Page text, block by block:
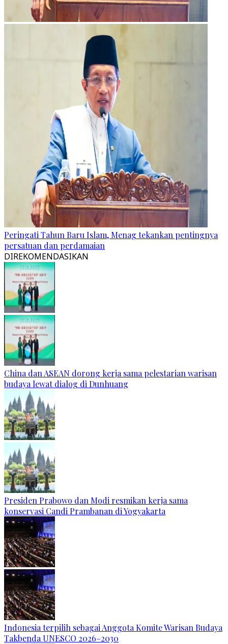
Peringati Tahun Baru Islam, Menag tekankan pentingnya
persatuan dan perdamaian
DIREKOMENDASIKAN
China dan ASEAN dorong kerja sama pelestarian warisan
budaya lewat dialog di Dunhuang
Presiden Prabowo dan Modi resmikan kerja sama
konservasi Candi Prambanan di Yogyakarta
Indonesia terpilih sebagai Anggota Komite Warisan Budaya
Takbenda UNESCO 2026–2030